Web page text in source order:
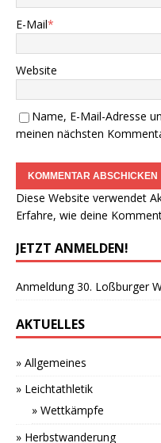
E-Mail*
Website
Name, E-Mail-Adresse
meinen nächsten
Diese Website verwendet
Erfahre, wie deine
JETZT ANMELDEN!
Anmeldung 30. Loßburger
AKTUELLES
» Allgemeines
» Leichtathletik
» Wettkämpfe
» Herbstwanderung